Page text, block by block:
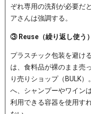
ぞれ専用の洗剤が必要だ
アさんは強調する。
③ Reuse（繰り返し使う）
プラスチック包装を避け
は、食料品が裸のまま売
り売りショップ（BULK
へ、シャンプーやワイン
利用できる容器を使用す